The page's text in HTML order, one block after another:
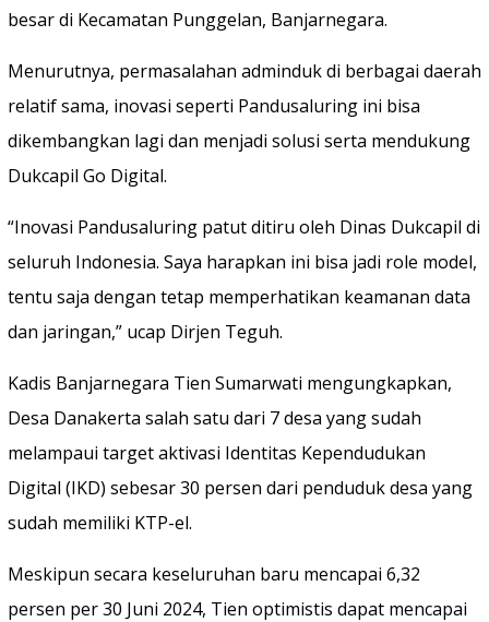
besar di Kecamatan Punggelan, Banjarnegara.
Menurutnya, permasalahan adminduk di berbagai daerah
relatif sama, inovasi seperti Pandusaluring ini bisa
dikembangkan lagi dan menjadi solusi serta mendukung
Dukcapil Go Digital.
“Inovasi Pandusaluring patut ditiru oleh Dinas Dukcapil di
seluruh Indonesia. Saya harapkan ini bisa jadi role model,
tentu saja dengan tetap memperhatikan keamanan data
dan jaringan,” ucap Dirjen Teguh.
Kadis Banjarnegara Tien Sumarwati mengungkapkan,
Desa Danakerta salah satu dari 7 desa yang sudah
melampaui target aktivasi Identitas Kependudukan
Digital (IKD) sebesar 30 persen dari penduduk desa yang
sudah memiliki KTP-el.
Meskipun secara keseluruhan baru mencapai 6,32
persen per 30 Juni 2024, Tien optimistis dapat mencapai